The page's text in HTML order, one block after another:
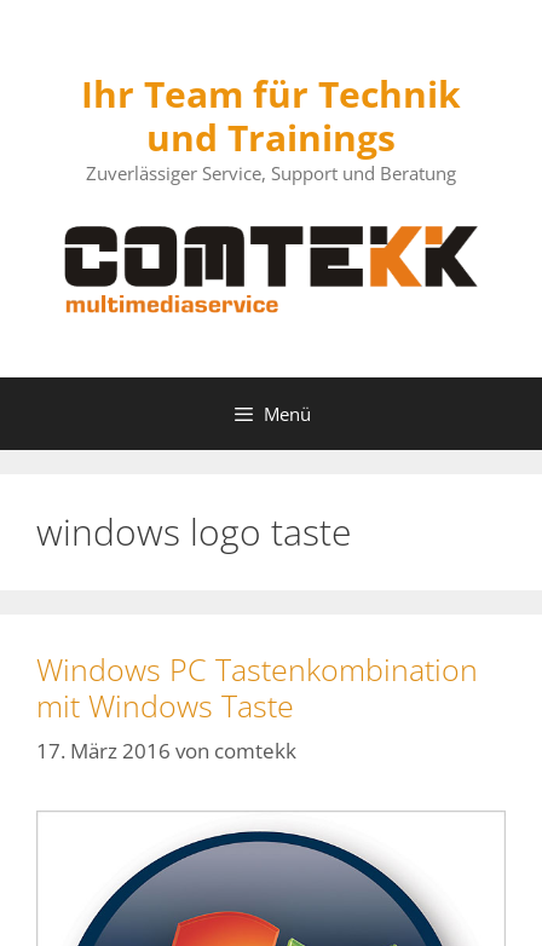
Ihr Team für Technik
und Trainings
Zuverlässiger Service, Support und Beratung
Menü
windows logo taste
Windows PC Tastenkombination
mit Windows Taste
17. März 2016 von comtekk